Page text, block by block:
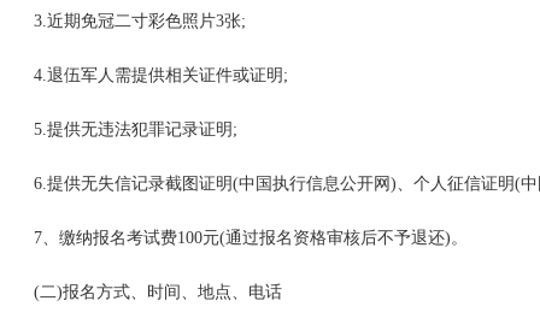
3.近期免冠二寸彩色照片3张;
4.退伍军人需提供相关证件或证明;
5.提供无违法犯罪记录证明;
6.提供无失信记录截图证明(中国执行信息公开网)、个人征信证明(
7、缴纳报名考试费100元(通过报名资格审核后不予退还)。
(二)报名方式、时间、地点、电话